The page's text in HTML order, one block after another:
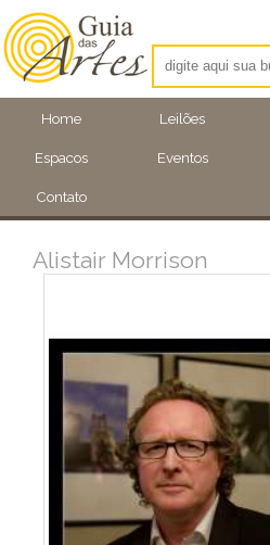
Home Leilões
Espacos Eventos
Contato
Alistair Morrison